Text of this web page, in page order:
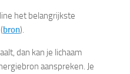
het belangrijkste
bron).
dan kan je lichaam
aanspreken. Je